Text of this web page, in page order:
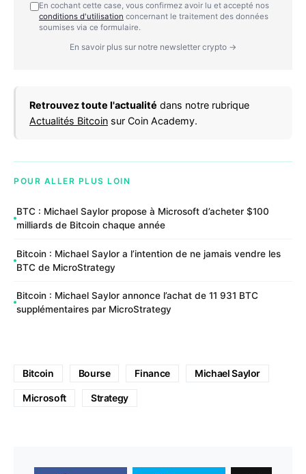
En cochant cette case, vous confirmez avoir lu et accepté nos
conditions d'utilisation concernant le traitement des données
soumises via ce formulaire.
En savoir plus sur notre newsletter crypto →
Retrouvez toute l'actualité dans notre rubrique
Actualités Bitcoin sur Coin Academy.
POUR ALLER PLUS LOIN
BTC : Michael Saylor propose à Microsoft d’acheter $100
milliards de Bitcoin chaque année
Bitcoin : Michael Saylor a l’intention de ne jamais vendre les
BTC de MicroStrategy
Bitcoin : Michael Saylor annonce l’achat de 11 931 BTC
supplémentaires par MicroStrategy
Bitcoin Bourse Finance Michael Saylor
Microsoft Strategy